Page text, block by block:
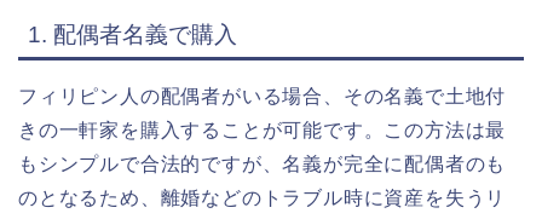
1. 配偶者名義で購入
フィリピン人の配偶者がいる場合、その名義で土地付
きの一軒家を購入することが可能です。この方法は最
もシンプルで合法的ですが、名義が完全に配偶者のも
のとなるため、離婚などのトラブル時に資産を失うリ